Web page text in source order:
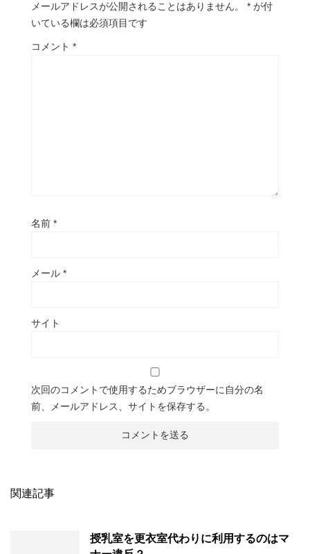
メールアドレスが公開されることはありません。 * が付
いている欄は必須項目です
コメント *
名前 *
メール *
サイト
次回のコメントで使用するためブラウザーに自分の名
前、メールアドレス、サイトを保存する。
関連記事
授乳室を更衣室代わりに利用するのはマ